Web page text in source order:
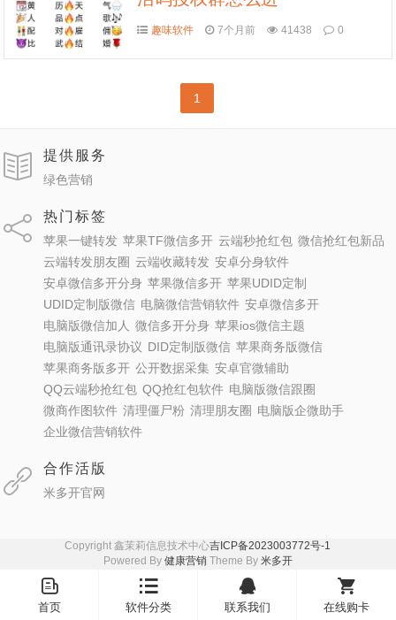
趣味软件 7个月前 41438 0
1
提供服务
绿色营销
热门标签
苹果一键转发 苹果TF微信多开 云端秒抢红包 微信抢红包新品
云端转发朋友圈 云端收藏转发 安卓分身软件
安卓微信多开分身 苹果微信多开 苹果UDID定制
UDID定制版微信 电脑微信营销软件 安卓微信多开
电脑版微信加人 微信多开分身 苹果ios微信主题
电脑版通讯录协议 DID定制版微信 苹果商务版微信
苹果商务版多开 公开数据采集 安卓官微辅助
QQ云端秒抢红包 QQ抢红包软件 电脑版微信跟圈
微商作图软件 清理僵尸粉 清理朋友圈 电脑版企微助手
企业微信营销软件
合作活版
米多开官网
Copyright 鑫茉莉信息技术中心吉ICP备2023003772号-1
Powered By 健康营销Theme By 米多开
󦤹
首页
󦏉
软件分类
󦗙
联系我们
󦐹
在线购卡